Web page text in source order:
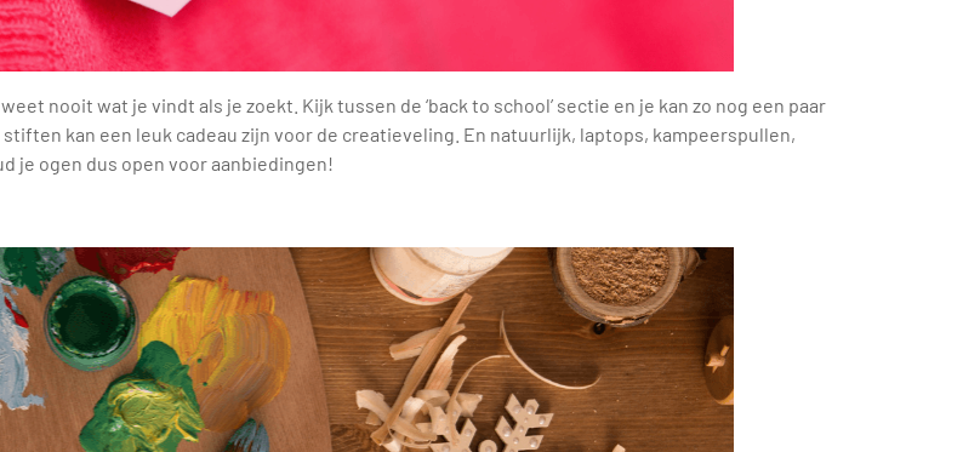
nooit wat je vindt als je zoekt. Kijk tussen de ‘back to school’ sectie en je kan zo nog een paar
kan een leuk cadeau zijn voor de creatieveling. En natuurlijk, laptops, kampeerspullen,
je ogen dus open voor aanbiedingen!